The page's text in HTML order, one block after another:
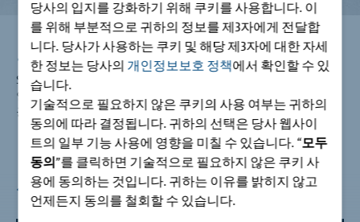
당사의 입지를 강화하기 위해 쿠키를 사용합니다. 이
를 위해 부분적으로 귀하의 정보를 제3자에게 전달합
니다. 당사가 사용하는 쿠키 및 해당 제3자에 대한 자세
한 정보는 당사의 개인정보보호 정책에서 확인할 수 있
습니다.
기술적으로 필요하지 않은 쿠키의 사용 여부는 귀하의
동의에 따라 결정됩니다. 귀하의 선택은 당사 웹사이
트의 일부 기능 사용에 영향을 미칠 수 있습니다. “모두
동의”를 클릭하면 기술적으로 필요하지 않은 쿠키 사
용에 동의하는 것입니다. 귀하는 이유를 밝히지 않고
언제든지 동의를 철회할 수 있습니다.
효과적인 솔루션
Schöck Dorn은 경제적으로 실현가능한 대안입니다. 이 우수한 대
안은 신축 이음의 계획과 실행을 단순화하는 동시에 사용 가능한
공간의 활용을 극대화합니다.
시공사례